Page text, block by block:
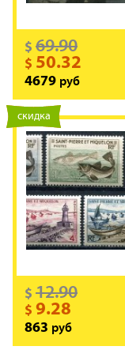
$ 69.90
$ 50.32
4679 руб
новинка
скидка
$ 12.90
$ 9.28
863 руб